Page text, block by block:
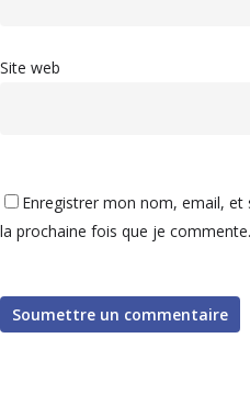
Site web
Enregistrer mon nom, email,
la prochaine fois que je commente.